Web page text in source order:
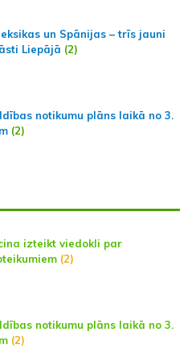
un Spānijas – trīs jauni
Liepājā (2)
notikumu plāns laikā no 3.
(2)
izteikt viedokli par
(2)
notikumu plāns laikā no 3.
(2)